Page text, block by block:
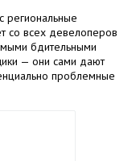
региональные
со всех девелоперов
бдительными
— они сами дают
проблемные